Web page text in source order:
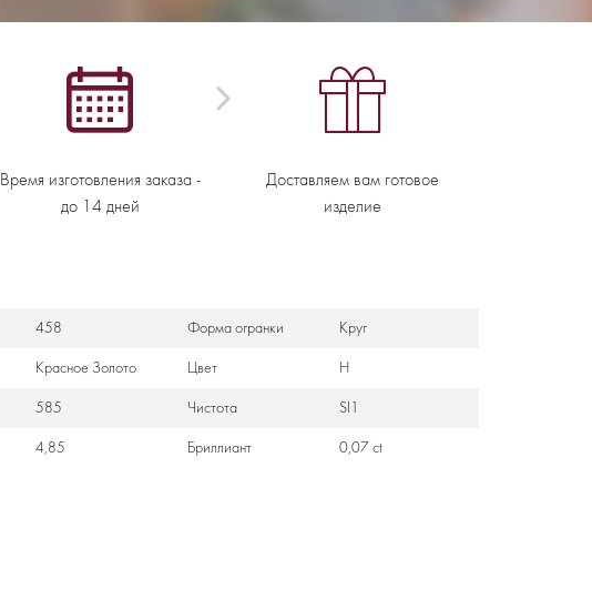
Время изготовления заказа -
до 14 дней
Доставляем вам готовое
изделие
458 Формa огранки Круг
Красное Золото Цвет H
585 Чистота SI1
4,85 Бриллиант 0,07 ct